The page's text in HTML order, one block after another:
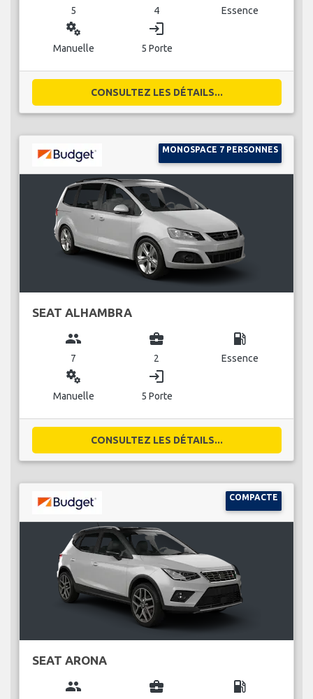
5 4 Essence
miscellaneous_services
Manuelle
login
5 Porte
CONSULTEZ LES DÉTAILS...
MONOSPACE 7 PERSONNES
SEAT ALHAMBRA
group
7
business_center
2
local_gas_station
Essence
miscellaneous_services
Manuelle
login
5 Porte
CONSULTEZ LES DÉTAILS...
COMPACTE
SEAT ARONA
group business_center local_gas_station